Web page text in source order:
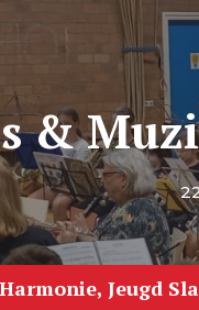
&
Harmonie, Jeugd